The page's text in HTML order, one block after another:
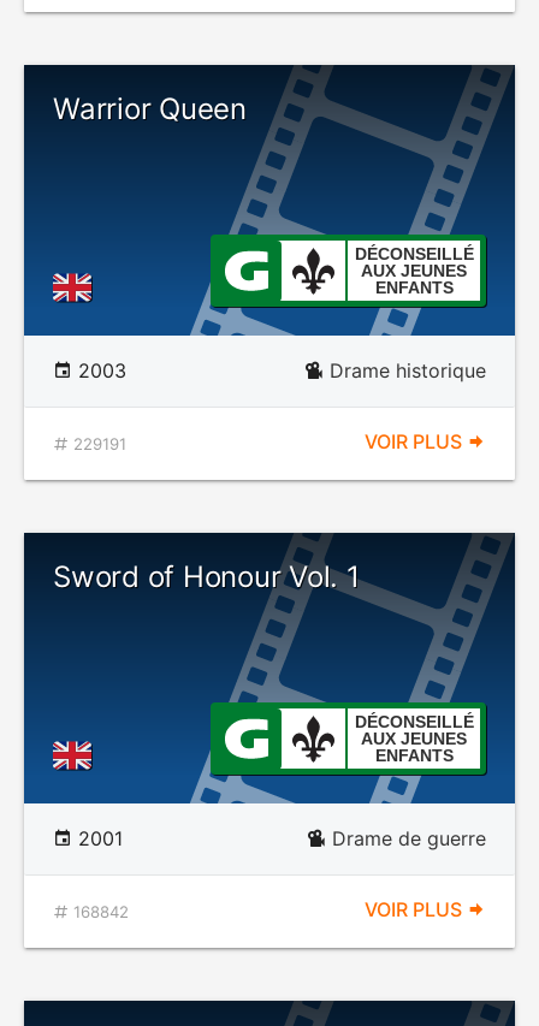
Warrior Queen
DÉCONSEILLÉ
AUX JEUNES
ENFANTS
2003 Drame historique
229191 VOIR PLUS
Sword of Honour Vol. 1
DÉCONSEILLÉ
AUX JEUNES
ENFANTS
2001 Drame de guerre
168842 VOIR PLUS